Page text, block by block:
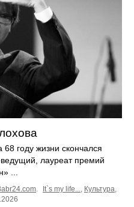
году жизни скончался
лауреат премий
...
. It`s my life..., Культура,